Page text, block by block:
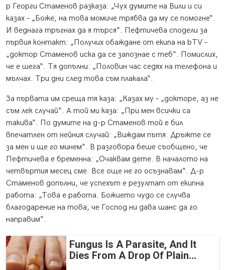
р Георги Стаменов разказа: „Чух думите на Вили и си
казах – „Боже, на това момиче трябва да му се помогне“.
И веднага тръгнах да я търся“. Пефтичева сподели за
първия контакт: „Получих обаждане от екипа на bTV –
„доктор Стаменов иска да се запознае с теб“. Помислих,
че е шега“. Тя допълни: „Половин час седях на телефона и
мълчах. Три дни след това съм плакала“.
За първата им среща тя каза: „Казах му – „докторе, аз не
съм лек случай“. А той ми каза: „При мен всички са
такива“. По думите на д-р Стаменов той е бил
впечатлен от нейния случай: „Виждам пътя. Дръжте се
за мен и ще го минем“. В разговора беше съобщено, че
Пефтичева е бременна: „Очаквам дете. В началото на
четвъртия месец сме. Все още не го осъзнавам“. Д-р
Стаменов допълни, че успехът е резултат от екипна
работа: „Това е работа. Божието чудо се случва
благодарение на това, че Господ ни дава шанс да го
направим“.
Fungus Is A Parasite, And It
Dies From A Drop Of Plain...